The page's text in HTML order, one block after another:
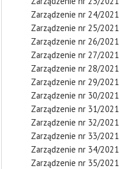
Zarządzenie nr 24/2021
Zarządzenie nr 25/2021
Zarządzenie nr 26/2021
Zarządzenie nr 27/2021
Zarządzenie nr 28/2021
Zarządzenie nr 29/2021
Zarządzenie nr 30/2021
Zarządzenie nr 31/2021
Zarządzenie nr 32/2021
Zarządzenie nr 33/2021
Zarządzenie nr 34/2021
Zarządzenie nr 35/2021